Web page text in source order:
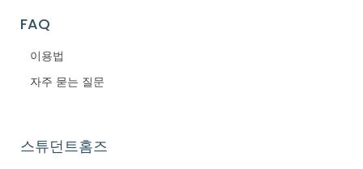
FAQ
이용법
자주 묻는 질문
스튜던트홈즈